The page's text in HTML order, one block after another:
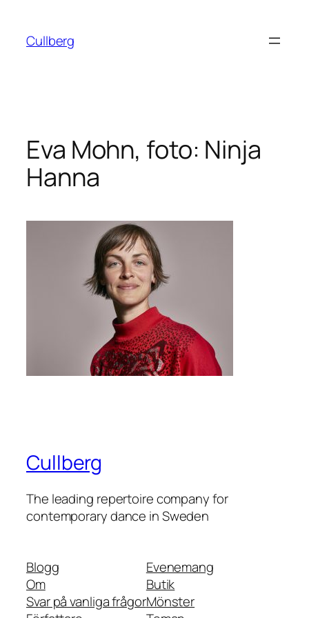
innehåll
Cullberg
Eva Mohn, foto: Ninja
Hanna
Cullberg
The leading repertoire company for
contemporary dance in Sweden
Blogg
Om
Svar på vanliga frågor
Evenemang
Butik
Mönster